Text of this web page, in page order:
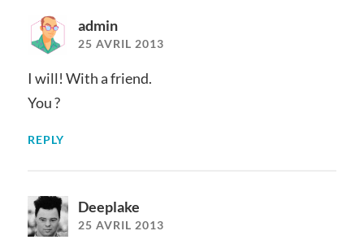
admin
25 AVRIL 2013
I will! With a friend.
You ?
REPLY
Deeplake
25 AVRIL 2013